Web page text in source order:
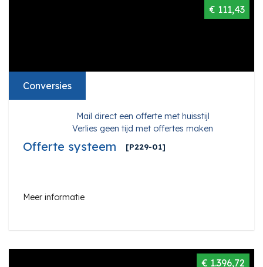
€ 111,43
Conversies
Mail direct een offerte met huisstijl
Verlies geen tijd met offertes maken
Offerte systeem [P229-01]
Meer informatie
€ 1.396,72